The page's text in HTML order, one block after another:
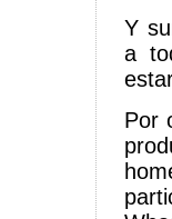
Y
a
Por